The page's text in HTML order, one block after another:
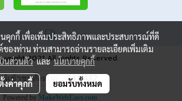
2021 All Rights Reserved.
ผู้เข้าชมทั้งหมด 341,432
Powered by MakeWebEasy.com
นคุกกี้ เพื่อเพิ่มประสิทธิภาพและประสบการณ์ที่ดี
ของท่าน ท่านสามารถอ่านรายละเอียดเพิ่มเติม
นส่วนตัวและนโยบายคุกกี้
งค่าคุกกี้ ยอมรับทั้งหมด